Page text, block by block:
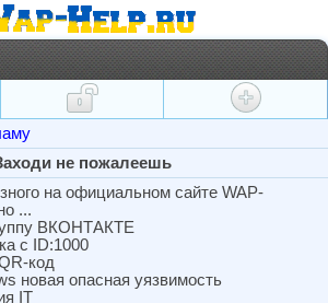
не пожалеешь
на официальном сайте WAP-
...
ВКОНТАКТЕ
с ID:1000
код
новая опасная уязвимость
IT